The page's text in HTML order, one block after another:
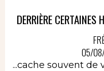
DERRIÈRE CERTAINES
05/
...cache souvent de